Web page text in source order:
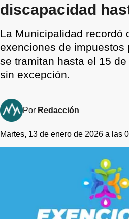
discapacidad
La Municipalidad recordó
exenciones de impuestos
se tramitan hasta el 15
sin excepción.
Por Redacción
Martes, 13 de enero de 2026 a las